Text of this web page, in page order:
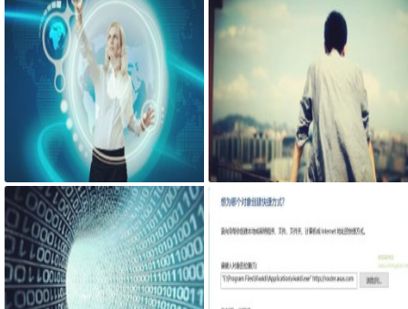
你的组织浏览器已托管，怎么取消 电脑睡眠后不停自动唤醒亮屏